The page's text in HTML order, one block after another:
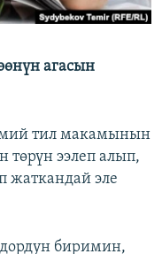
агасын
тил макамынын
төрүн ээлеп алып,
жаткандай эле
биримин,